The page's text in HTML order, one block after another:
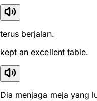
terus berjalan.
kept an excellent table.
Dia menjaga meja yang